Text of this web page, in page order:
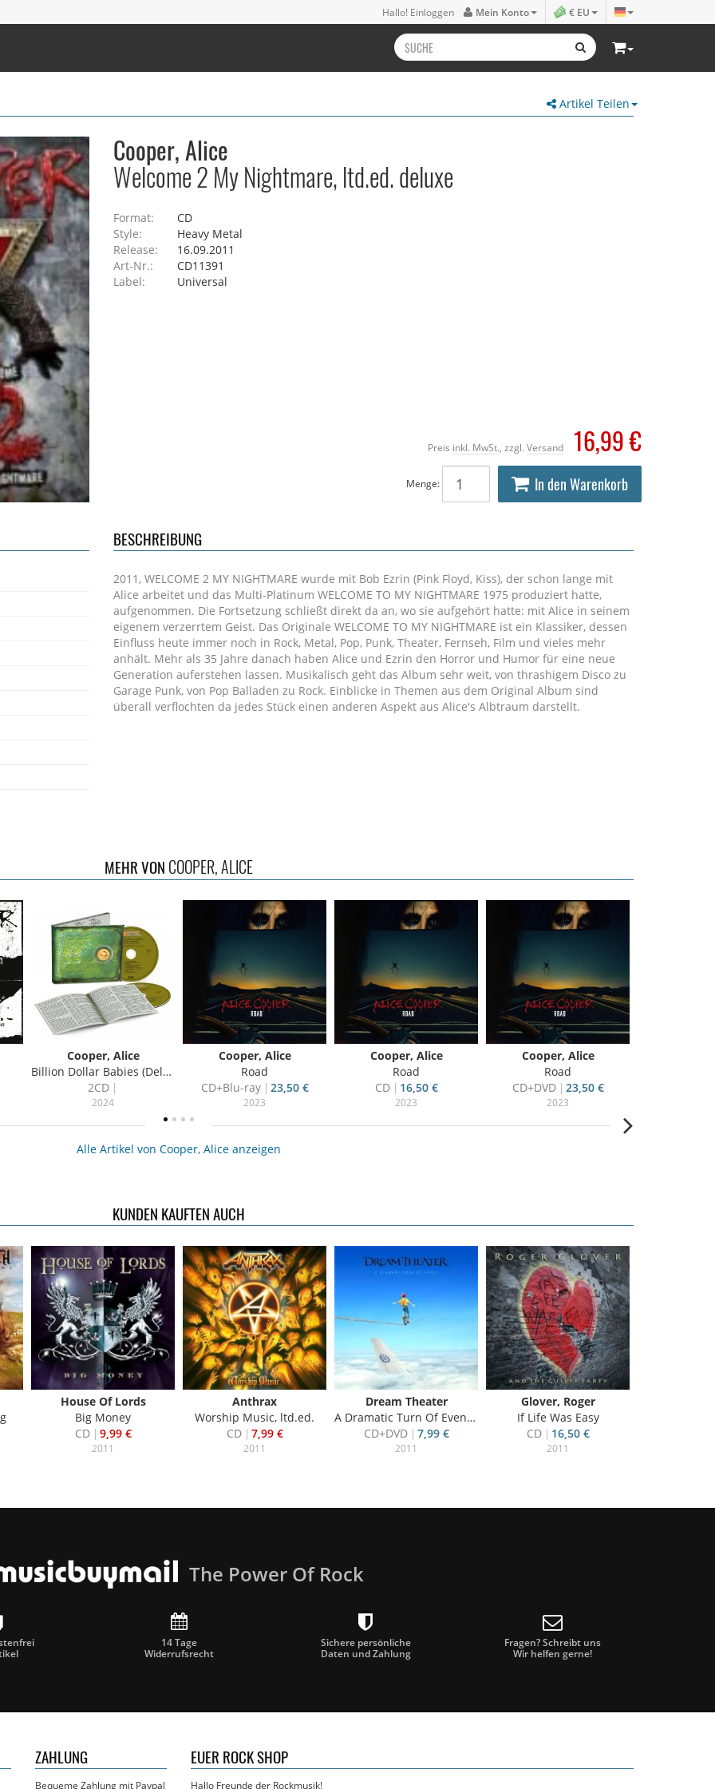
Hallo! Einloggen Mein Konto € EU
Artikel Teilen
Cooper, Alice
Welcome 2 My Nightmare, ltd.ed. deluxe
Format:
CD
Style:
Heavy Metal
Release:
16.09.2011
Art-Nr.:
CD11391
Label:
Universal
Preis inkl. MwSt. , zzgl. Versand 16,99 €
Menge: In den Warenkorb
Edition Bonus
Bonus
BESCHREIBUNG
2011, WELCOME 2 MY NIGHTMARE wurde mit Bob Ezrin (Pink Floyd, Kiss), der schon lange mit
Alice arbeitet und das Multi-Platinum WELCOME TO MY NIGHTMARE 1975 produziert hatte,
aufgenommen. Die Fortsetzung schließt direkt da an, wo sie aufgehört hatte: mit Alice in seinem
eigenem verzerrtem Geist. Das Originale WELCOME TO MY NIGHTMARE ist ein Klassiker, dessen
Einfluss heute immer noch in Rock, Metal, Pop, Punk, Theater, Fernseh, Film und vieles mehr
anhält. Mehr als 35 Jahre danach haben Alice und Ezrin den Horror und Humor für eine neue
Generation auferstehen lassen. Musikalisch geht das Album sehr weit, von thrashigem Disco zu
Garage Punk, von Pop Balladen zu Rock. Einblicke in Themen aus dem Original Album sind
überall verflochten da jedes Stück einen anderen Aspekt aus Alice's Albtraum darstellt.
MEHR VON COOPER, ALICE
Cooper, Alice
Billion Dollar Babies (Deluxe Edition) 50th Anniversary
2CD
2024
Cooper, Alice
Road
CD+Blu-ray
23,50 €
2023
Cooper, Alice
Road
CD
16,50 €
2023
Cooper, Alice
Road
CD+DVD
23,50 €
2023
Alle Artikel von Cooper, Alice anzeigen
KUNDEN KAUFTEN AUCH
House Of Lords
Big Money
CD
9,99 €
2011
Anthrax
Worship Music, ltd.ed.
CD
7,99 €
2011
Dream Theater
A Dramatic Turn Of Events, ltd.ed.
CD+DVD
7,99 €
2011
Glover, Roger
If Life Was Easy
CD
16,50 €
2011
The Power Of Rock
14 Tage
Widerrufsrecht
Sichere persönliche
Daten und Zahlung
Fragen? Schreibt uns
Wir helfen gerne!
ZAHLUNG
Bequeme Zahlung mit Paypal
EUER ROCK SHOP
Hallo Freunde der Rockmusik!